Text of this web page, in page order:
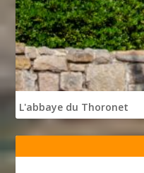
L'abbaye du Thoronet